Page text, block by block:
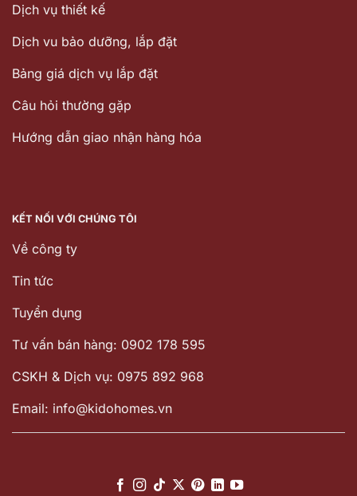
Dịch vụ thiết kế
Dịch vu bảo dưỡng, lắp đặt
Bảng giá dịch vụ lắp đặt
Câu hỏi thường gặp
Hướng dẫn giao nhận hàng hóa
KẾT NỐI VỚI CHÚNG TÔI
Về công ty
Tin tức
Tuyển dụng
Tư vấn bán hàng: 0902 178 595
CSKH & Dịch vụ: 0975 892 968
Email: info@kidohomes.vn